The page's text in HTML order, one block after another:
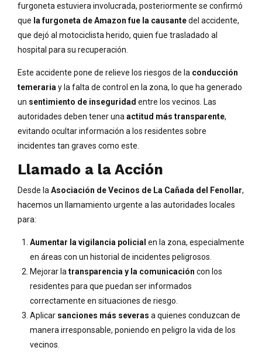
furgoneta estuviera involucrada, posteriormente se confirmó
que la furgoneta de Amazon fue la causantedel accidente,
que dejó al motociclista herido, quien fue trasladado al
hospital para su recuperación.
Este accidente pone de relieve los riesgos de la conducción
temeraria y la falta de control en la zona, lo que ha generado
un sentimiento de inseguridad entre los vecinos. Las
autoridades deben tener una actitud más transparente,
evitando ocultar información a los residentes sobre
incidentes tan graves como este.
Llamado a la Acción
Desde la Asociación de Vecinos de La Cañada del Fenollar,
hacemos un llamamiento urgente a las autoridades locales
para:
Aumentar la vigilancia policial en la zona, especialmente
en áreas con un historial de incidentes peligrosos.
Mejorar la transparencia y la comunicación con los
residentes para que puedan ser informados
correctamente en situaciones de riesgo.
Aplicar sanciones más severas a quienes conduzcan de
manera irresponsable, poniendo en peligro la vida de los
vecinos.